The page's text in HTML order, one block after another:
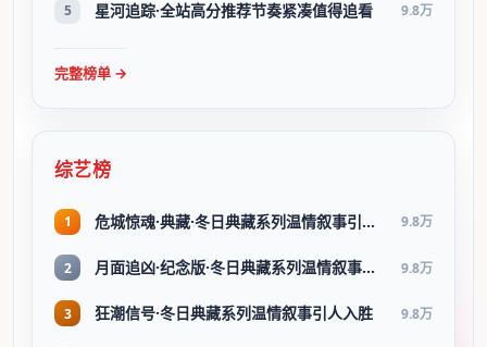
5 星河追踪·全站高分推荐节奏紧凑值得追看 9.8万
完整榜单 →
综艺榜
1 危城惊魂·典藏·冬日典藏系列温情叙事引人入胜 9.8万
2 月面追凶·纪念版·冬日典藏系列温情叙事引人入胜 9.8万
3 狂潮信号·冬日典藏系列温情叙事引人入胜 9.8万